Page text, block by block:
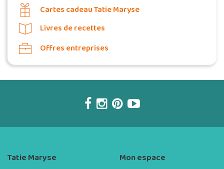
Cartes cadeau Tatie Maryse
Livres de recettes
Offres entreprises
Tatie Maryse Mon espace